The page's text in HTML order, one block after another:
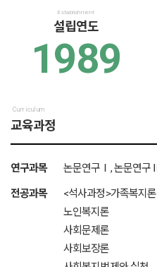
Establishment
설립연도
1989
Curriculum
교육과정
연구과목
논문연구Ⅰ, 논문연구Ⅱ
전공과목
<석사과정>가족복지론
노인복지론
사회문제론
사회보장론